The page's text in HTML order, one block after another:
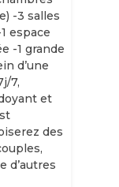
-3 salles
espace
-1 grande
d’une
7,
et
des
d’autres